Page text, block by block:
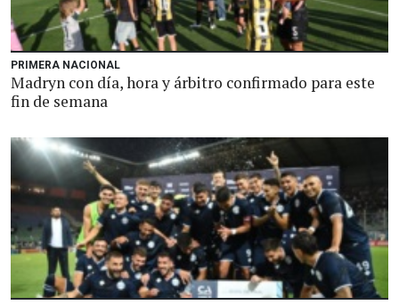
PRIMERA NACIONAL
Madryn con día, hora y árbitro confirmado para este
fin de semana